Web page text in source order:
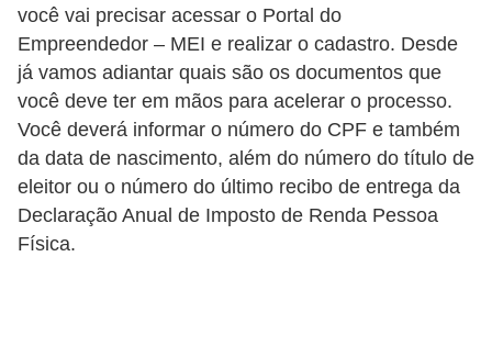
você vai precisar acessar o Portal do
Empreendedor – MEI e realizar o cadastro. Desde
já vamos adiantar quais são os documentos que
você deve ter em mãos para acelerar o processo.
Você deverá informar o número do CPF e também
da data de nascimento, além do número do título de
eleitor ou o número do último recibo de entrega da
Declaração Anual de Imposto de Renda Pessoa
Física.
r
i
c
i
s
t
a